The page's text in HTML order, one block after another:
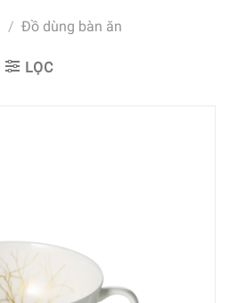
/ Đồ dùng bàn ăn
LỌC